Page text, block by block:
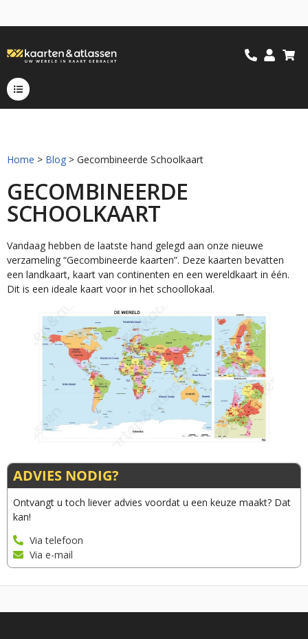
Home > Blog > Gecombineerde Schoolkaart
GECOMBINEERDE
SCHOOLKAART
Vandaag hebben de laatste hand gelegd aan onze nieuwe
verzameling “Gecombineerde kaarten”. Deze kaarten bevatten
een landkaart, kaart van continenten en een wereldkaart in één.
Dit is een ideale kaart voor in het schoollokaal.
ADVIES NODIG?
Ontvangt u toch liever advies voordat u een keuze maakt? Dat
kan!
Via telefoon
Via e-mail